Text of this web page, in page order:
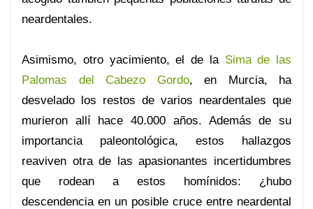
neardentales.
Asimismo, otro yacimiento, el de la Sima de las
Palomas del Cabezo Gordo, en Murcia, ha
desvelado los restos de varios neardentales que
murieron allí hace 40.000 años. Además de su
importancia paleontológica, estos hallazgos
reaviven otra de las apasionantes incertidumbres
que rodean a estos homínidos: ¿hubo
descendencia en un posible cruce entre neardental